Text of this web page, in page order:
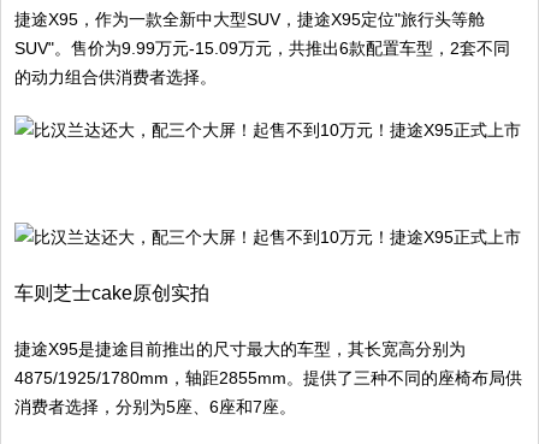
捷途X95，作为一款全新中大型SUV，捷途X95定位"旅行头等舱
SUV"。售价为9.99万元-15.09万元，共推出6款配置车型，2套不同
的动力组合供消费者选择。
车则芝士cake原创实拍
捷途X95是捷途目前推出的尺寸最大的车型，其长宽高分别为
4875/1925/1780mm，轴距2855mm。提供了三种不同的座椅布局供
消费者选择，分别为5座、6座和7座。